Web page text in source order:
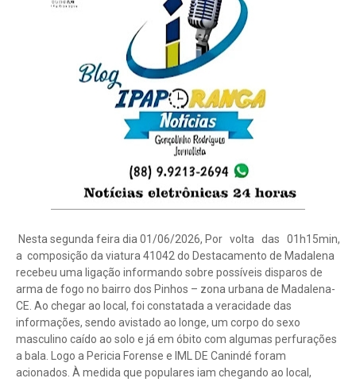
Nesta segunda feira dia 01/06/2026, Por volta das 01h15min,
a composição da viatura 41042 do Destacamento de Madalena
recebeu uma ligação informando sobre possíveis disparos de
arma de fogo no bairro dos Pinhos – zona urbana de Madalena-
CE. Ao chegar ao local, foi constatada a veracidade das
informações, sendo avistado ao longe, um corpo do sexo
masculino caído ao solo e já em óbito com algumas perfurações
a bala. Logo a Pericia Forense e IML DE Canindé foram
acionados. À medida que populares iam chegando ao local,